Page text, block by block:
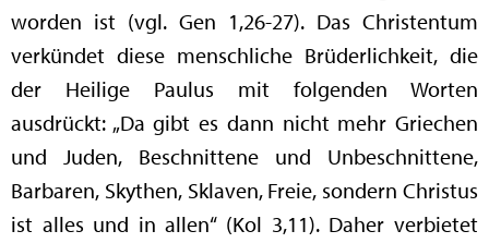
worden ist (vgl. Gen 1,26-27). Das Christentum
verkündet diese menschliche Brüderlichkeit, die
der Heilige Paulus mit folgenden Worten
ausdrückt: „Da gibt es dann nicht mehr Griechen
und Juden, Beschnittene und Unbeschnittene,
Barbaren, Skythen, Sklaven, Freie, sondern Christus
ist alles und in allen“ (Kol 3,11). Daher verbietet